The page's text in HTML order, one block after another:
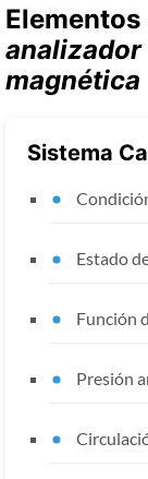
analizador
magnética
Sistema
Estado
Función
Presión